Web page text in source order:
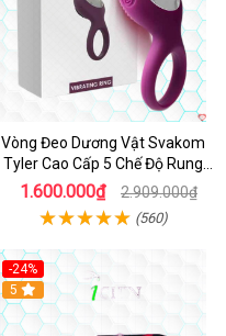
Vòng Đeo Dương Vật Svakom
Tyler Cao Cấp 5 Chế Độ Rung
Mạnh Mẽ Kích Thích Điểm G
1.600.000₫ 2.909.000₫
(560)
-24%
5